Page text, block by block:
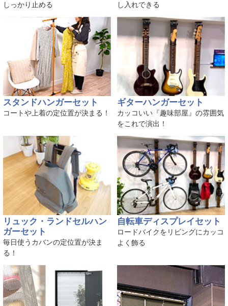
しっかり止める
し入れできる
スタンドハンガーセット
コートや上着の定位置が決まる！
ギターハンガーセット
カッコいい『趣味部屋』の雰囲気
をこれで演出！
リュック・ランドセルハン
ガーセット
毎日使うカバンの定位置が決ま
る！
自転車ディスプレイセット
ロードバイクをリビングにカッコ
よく飾る